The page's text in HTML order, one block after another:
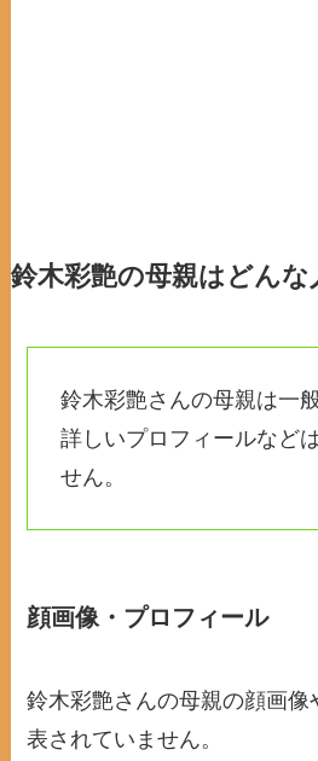
鈴木彩艶の母親はどんな
鈴木彩艶さんの母親は一
詳しいプロフィールなど
せん。
顔画像・プロフィール
鈴木彩艶さんの母親の顔画像
表されていません。